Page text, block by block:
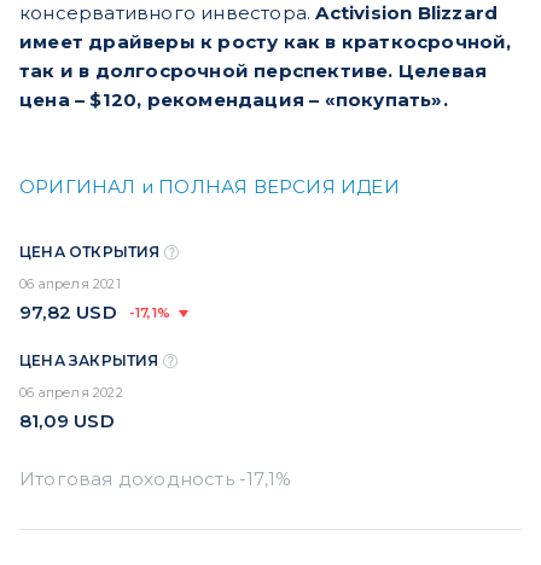
консервативного инвестора.Activision Blizzard
имеет драйверы к росту как в краткосрочной,
так и в долгосрочной перспективе. Целевая
цена – $120, рекомендация – «покупать».
ОРИГИНАЛ и ПОЛНАЯ ВЕРСИЯ ИДЕИ
ЦЕНА ОТКРЫТИЯ
06 апреля 2021
97,82 USD -17,1%
ЦЕНА ЗАКРЫТИЯ
06 апреля 2022
81,09 USD